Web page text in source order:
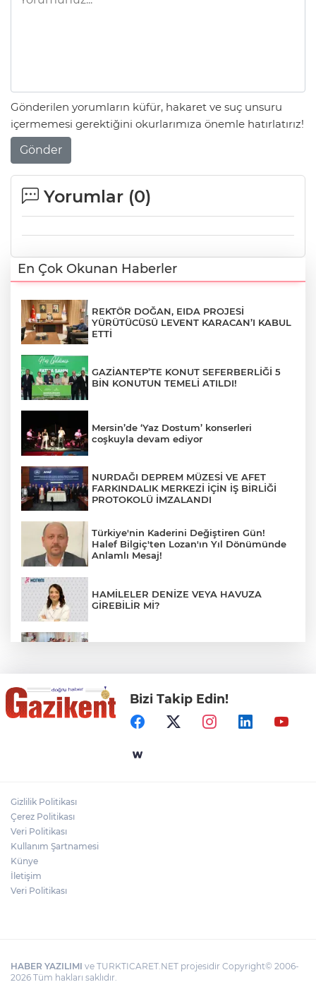
Gönderilen yorumların küfür, hakaret ve suç unsuru
içermemesi gerektiğini okurlarımıza önemle hatırlatırız!
Gönder
Yorumlar (0)
En Çok Okunan Haberler
REKTÖR DOĞAN, EIDA PROJESİ
YÜRÜTÜCÜSÜ LEVENT KARACAN’I KABUL
ETTİ
GAZİANTEP’TE KONUT SEFERBERLİĞİ 5
BİN KONUTUN TEMELİ ATILDI!
Mersin’de ‘Yaz Dostum’ konserleri
coşkuyla devam ediyor
NURDAĞI DEPREM MÜZESİ VE AFET
FARKINDALIK MERKEZİ İÇİN İŞ BİRLİĞİ
PROTOKOLÜ İMZALANDI
Türkiye'nin Kaderini Değiştiren Gün!
Halef Bilgiç'ten Lozan'ın Yıl Dönümünde
Anlamlı Mesaj!
HAMİLELER DENİZE VEYA HAVUZA
GİREBİLİR Mİ?
"BEBEĞİ TÜM GECE AYNI BEZLE
BIRAKMAYIN!"
Gaziantep Üniversitesi Elektrik-Elektronik
Bizi Takip Edin!
Gizlilik Politikası
Çerez Politikası
Veri Politikası
Kullanım Şartnamesi
Künye
İletişim
Veri Politikası
HABER YAZILIMI ve TURKTICARET.NET projesidir Copyright© 2006-
2026 Tüm hakları saklıdır.